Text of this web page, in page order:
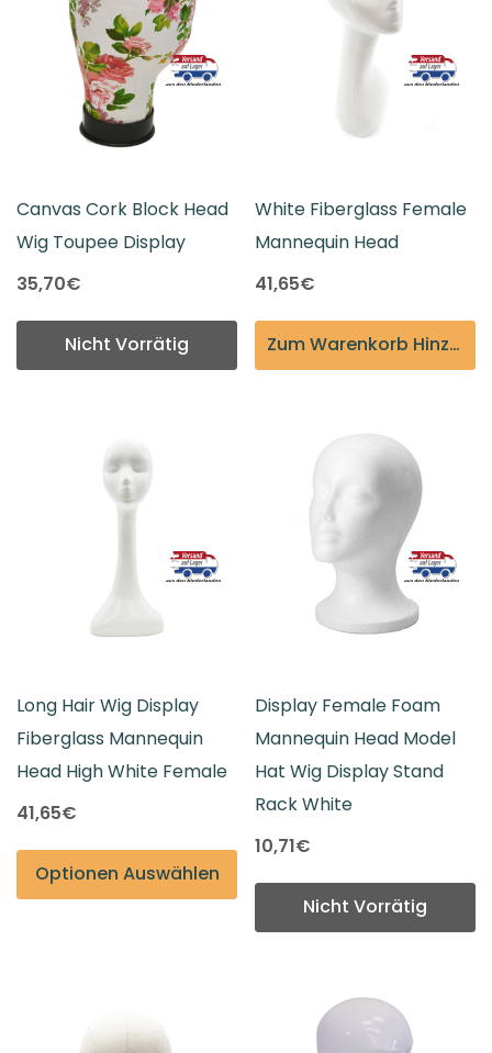
Canvas Cork Block Head
Wig Toupee Display
35,70€
Nicht Vorrätig
White Fiberglass Female
Mannequin Head
41,65€
Zum Warenkorb Hinzufügen
Long Hair Wig Display
Fiberglass Mannequin
Head High White Female
41,65€
Optionen Auswählen
Display Female Foam
Mannequin Head Model
Hat Wig Display Stand
Rack White
10,71€
Nicht Vorrätig